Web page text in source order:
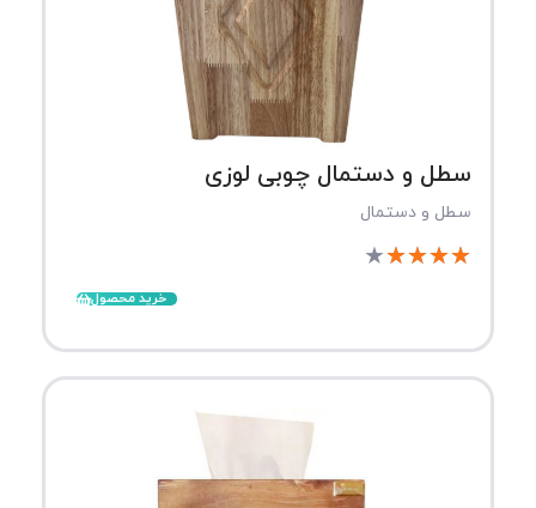
سطل و دستمال چوبی لوزی
سطل و دستمال
★
★
★
★
★
خرید محصول